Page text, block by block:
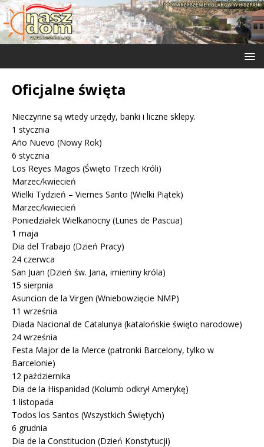
Oficjalne święta
Nieczynne są wtedy urzędy, banki i liczne sklepy.
1 stycznia
Año Nuevo (Nowy Rok)
6 stycznia
Los Reyes Magos (Święto Trzech Króli)
Marzec/kwiecień
Wielki Tydzień – Viernes Santo (Wielki Piątek)
Marzec/kwiecień
Poniedziałek Wielkanocny (Lunes de Pascua)
1 maja
Dia del Trabajo (Dzień Pracy)
24 czerwca
San Juan (Dzień św. Jana, imieniny króla)
15 sierpnia
Asuncion de la Virgen (Wniebowzięcie NMP)
11 września
Diada Nacional de Catalunya (katalońskie święto narodowe)
24 września
Festa Major de la Merce (patronki Barcelony, tylko w
Barcelonie)
12 października
Dia de la Hispanidad (Kolumb odkrył Amerykę)
1 listopada
Todos los Santos (Wszystkich Świętych)
6 grudnia
Dia de la Constitucion (Dzień Konstytucji)